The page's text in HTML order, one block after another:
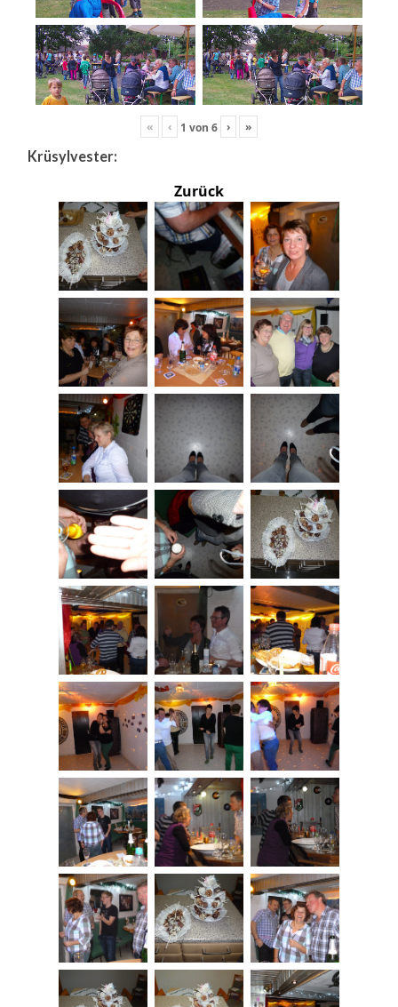
« ‹ 1 von 6 › »
Krüsylvester:
Zurück